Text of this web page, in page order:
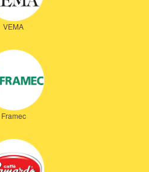
VEMA
Framec